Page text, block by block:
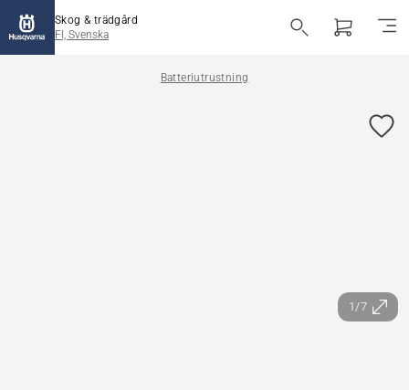
Skog & trädgård
FI, Svenska
Batteriutrustning
1/7